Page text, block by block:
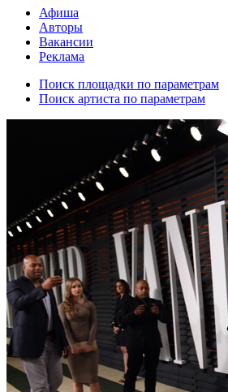
Афиша
Авторы
Вакансии
Реклама
Поиск площадки по параметрам
Поиск артиста по параметрам